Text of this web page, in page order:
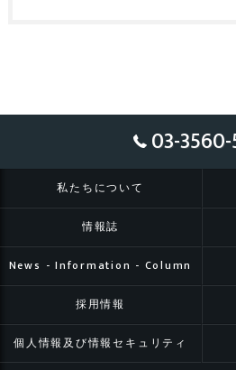
03-
私たちについて
情報誌
News - Information - Column
採用情報
個人情報及び情報セキュリティ